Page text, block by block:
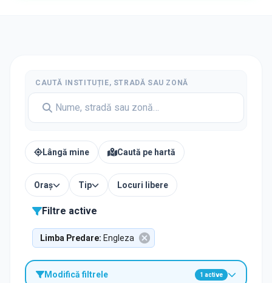
CAUTĂ INSTITUȚIE, STRADĂ SAU ZONĂ
Lângă mine Caută pe hartă
Oraș Tip Locuri libere
Filtre active
Limba Predare: Engleza
Modifică filtrele 1 active